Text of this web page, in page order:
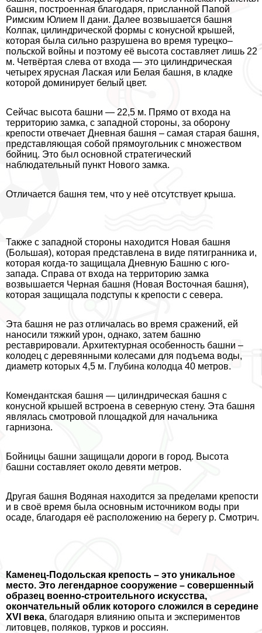
башня, построенная благодаря, присланной Папой
Римским Юлием II дани. Далее возвышается башня
Колпак, цилиндрической формы с конусной крышей,
которая была сильно разрушена во время турецко–
польской войны и поэтому её высота составляет лишь 22
м. Четвёртая слева от входа — это цилиндрическая
четырех ярусная Лаская или Белая башня, в кладке
которой доминирует белый цвет.
Сейчас высота башни — 22,5 м. Прямо от входа на
территорию замка, с западной стороны, за оборону
крепости отвечает Дневная башня – самая старая башня,
представляющая собой прямоугольник с множеством
бойниц. Это был основной стратегический
наблюдательный пункт Нового замка.
Отличается башня тем, что у неё отсутствует крыша.
Также с западной стороны находится Новая башня
(Большая), которая представлена в виде пятигранника и,
которая когда-то защищала Дневную Башню с юго-
запада. Справа от входа на территорию замка
возвышается Черная башня (Новая Восточная башня),
которая защищала подступы к крепости с севера.
Эта башня не раз отличалась во время сражений, ей
наносили тяжкий урон, однако, затем башню
реставрировали. Архитектурная особенность башни –
колодец с деревянными колесами для подъема воды,
диаметр которых 4,5 м. Глубина колодца 40 метров.
Комендантская башня — цилиндрическая башня с
конусной крышей встроена в северную стену. Эта башня
являлась смотровой площадкой для начальника
гарнизона.
Бойницы башни защищали дороги в город. Высота
башни составляет около девяти метров.
Другая башня Водяная находится за пределами крепости
и в своё время была основным источником воды при
осаде, благодаря её расположению на берегу р. Смотрич.
Каменец-Подольская крепость – это уникальное
место. Это легендарное сооружение – совершенный
образец военно-строительного искусства,
окончательный облик которого сложился в середине
XVI века, благодаря влиянию опыта и экспериментов
литовцев, поляков, турков и россиян.